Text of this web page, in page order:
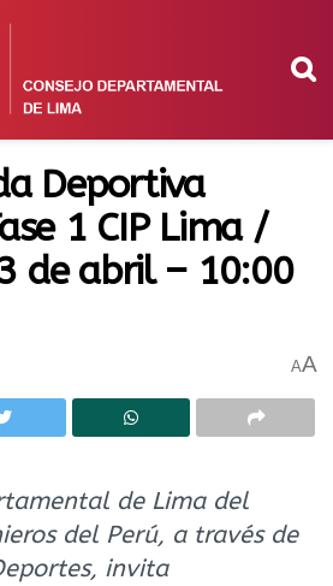
Deportiva
1 CIP Lima /
de abril – 10:00
AA
de Lima del
del Perú, a través de
invita